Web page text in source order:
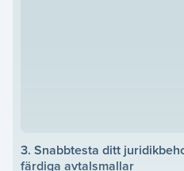
3. Snabbtesta ditt
färdiga avtalsmallar